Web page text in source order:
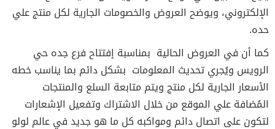
الإلكتروني، ويوضح العروض والخصومات الجارية لكل منتج علي
حده.
كما أن في العروض الحالية بمناسبة إفتتاح فرع جده حي
الرويس ويُجري تحديث المعلومات بشكل دائم بما يناسب خطه
الأسعار الجارية لكل منتج ويتم متابعة السلع والمنتجات
المُضافة علي الموقع من خلال الاشتراك وتفعيل الإشعارات
لتكون على اتصال دائم ومواكبه كل ما هو جديد في عالم لولو